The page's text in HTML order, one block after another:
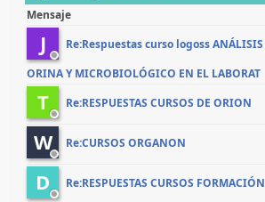
Mensaje
J
Re:Respuestas curso logoss ANÁLISIS
ORINA Y MICROBIOLÓGICO EN EL LABORAT
T Re:RESPUESTAS CURSOS DE ORION
W Re:CURSOS ORGANON
D
Re:RESPUESTAS CURSOS FORMACIÓN